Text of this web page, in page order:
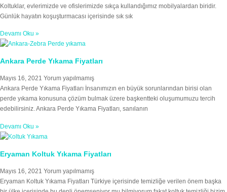
Koltuklar, evlerimizde ve ofislerimizde sıkça kullandığımız mobilyalardan biridir.
Günlük hayatın koşuşturmacası içerisinde sık sık
Devamı Oku »
Ankara Perde Yıkama Fiyatları
Mayıs 16, 2021 Yorum yapılmamış
Ankara Perde Yıkama Fiyatları İnsanımızın en büyük sorunlarından birisi olan
perde yıkama konusuna çözüm bulmak üzere başkentteki oluşumumuzu tercih
edebilirsiniz. Ankara Perde Yıkama Fiyatları, sanılanın
Devamı Oku »
Eryaman Koltuk Yıkama Fiyatları
Mayıs 16, 2021 Yorum yapılmamış
Eryaman Koltuk Yıkama Fiyatları Türkiye içerisinde temizliğe verilen önem başka